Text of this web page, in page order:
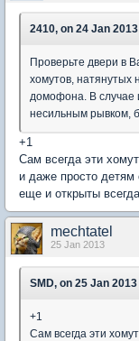
2410, on 24 Jan
Проверьте двери в
хомутов, натянутых
домофона. В случае
несильным рывком,
+1
Сам всегда эти
и даже просто
еще и открыты
mechtatel
25 Jan 2013
SMD, on 25 Jan
+1
Сам всегда эти